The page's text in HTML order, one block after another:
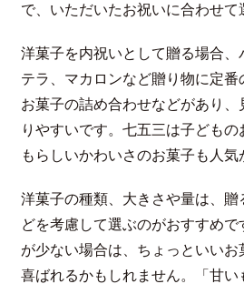
で、いただいたお祝いに合わせて
洋菓子を内祝いとして贈る場合、
テラ、マカロンなど贈り物に定
お菓子の詰め合わせなどがあり
りやすいです。七五三は子ども
もらしいかわいさのお菓子も人気
洋菓子の種類、大きさや量は、贈
どを考慮して選ぶのがおすすめ
が少ない場合は、ちょっといい
喜ばれるかもしれません。「甘い